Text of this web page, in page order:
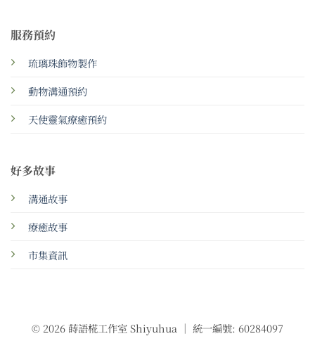
服務預約
琉璃珠飾物製作
動物溝通預約
天使靈氣療癒預約
好多故事
溝通故事
療癒故事
市集資訊
© 2026 蒔語椛工作室 Shiyuhua ｜ 統一編號: 60284097